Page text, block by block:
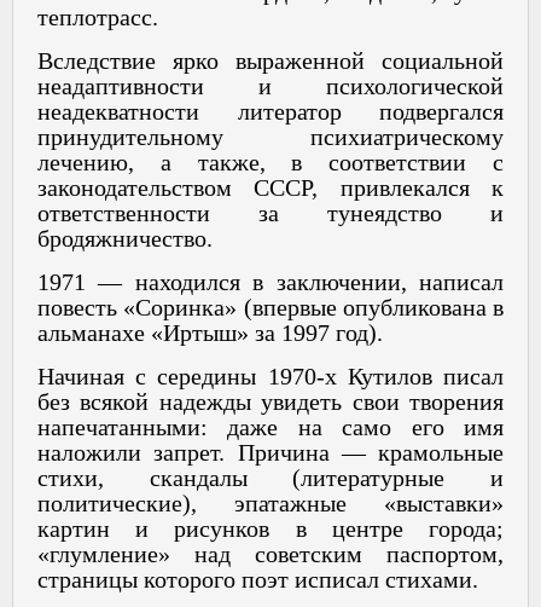
теплотрасс.
Вследствие ярко выраженной социальной
неадаптивности и психологической
неадекватности литератор подвергался
принудительному психиатрическому
лечению, а также, в соответствии с
законодательством СССР, привлекался к
ответственности за тунеядство и
бродяжничество.
1971 — находился в заключении, написал
повесть «Соринка» (впервые опубликована в
альманахе «Иртыш» за 1997 год).
Начиная с середины 1970-х Кутилов писал
без всякой надежды увидеть свои творения
напечатанными: даже на само его имя
наложили запрет. Причина — крамольные
стихи, скандалы (литературные и
политические), эпатажные «выставки»
картин и рисунков в центре города;
«глумление» над советским паспортом,
страницы которого поэт исписал стихами.